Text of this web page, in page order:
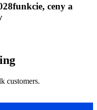
ceny a
customers.